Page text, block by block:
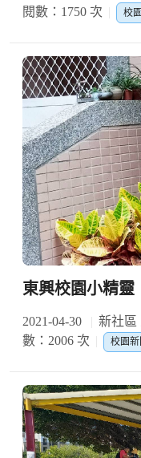
閱數：1750 次
校
東興校園小精靈
2021-04-30 新社區
數：2006 次
校園新